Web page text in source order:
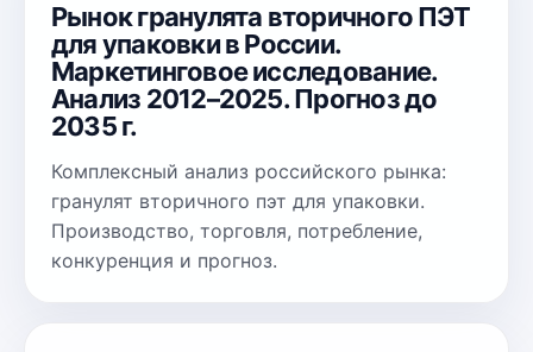
Рынок гранулята вторичного ПЭТ
для упаковки в России.
Маркетинговое исследование.
Анализ 2012–2025. Прогноз до
2035 г.
Комплексный анализ российского рынка:
гранулят вторичного пэт для упаковки.
Производство, торговля, потребление,
конкуренция и прогноз.